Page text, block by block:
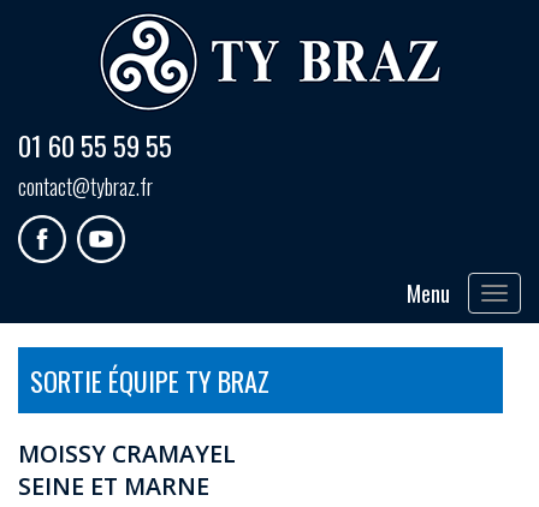
01 60 55 59 55
contact@tybraz.fr
Toggle
Menu
SORTIE ÉQUIPE TY BRAZ
MOISSY CRAMAYEL
SEINE ET MARNE